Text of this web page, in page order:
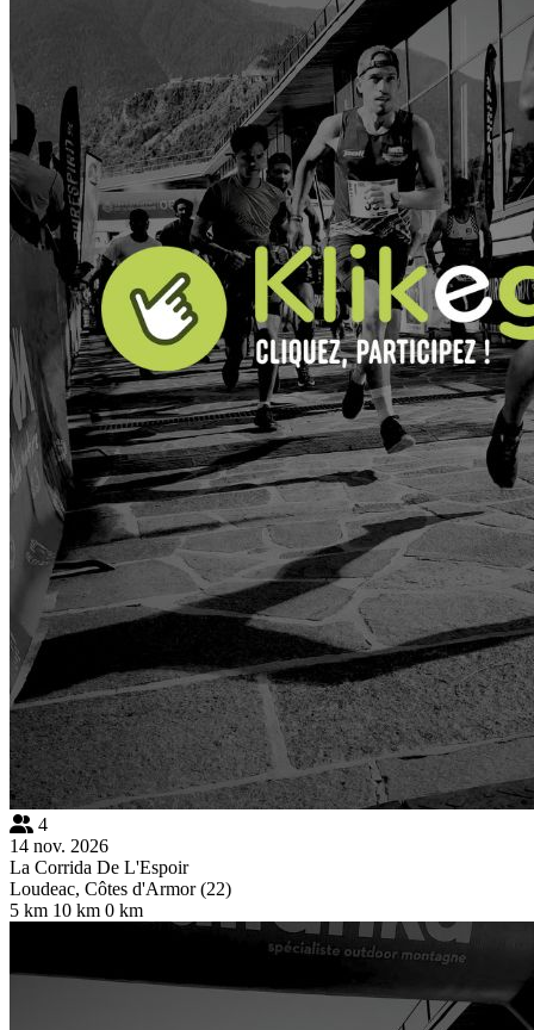
4
14 nov. 2026
La Corrida De L'Espoir
Loudeac, Côtes d'Armor (22)
5 km 10 km 0 km